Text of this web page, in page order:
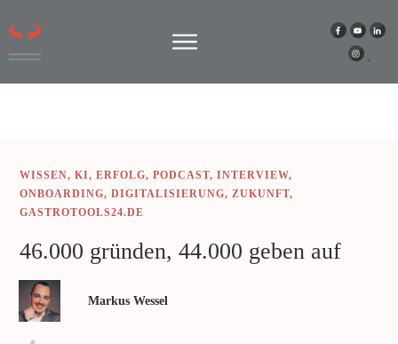
WISSEN, KI, ERFOLG, PODCAST, INTERVIEW,
ONBOARDING, DIGITALISIERUNG, ZUKUNFT,
GASTROTOOLS24.DE
46.000 gründen, 44.000 geben auf
Markus Wessel